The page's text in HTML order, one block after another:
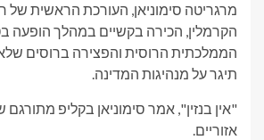
הקרמלין, הכירה בקשיים במהלך הופעה
הממלכתית הרוסית והפצירה ברוסים
תיגר על מנהיגות המדינה.
"אין בנזין", אמר סימוניאן בקליפ
אזוריים.